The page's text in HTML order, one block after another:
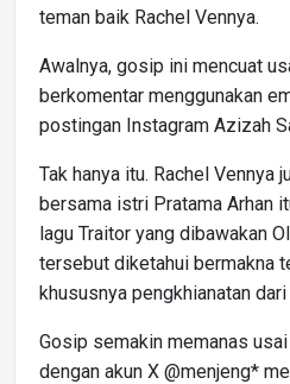
teman baik Rachel Vennya.
Awalnya, gosip ini mencuat
berkomentar menggunakan
postingan Instagram Azizah
Tak hanya itu. Rachel Vennya
bersama istri Pratama Arhan
lagu Traitor yang dibawakan
tersebut diketahui bermakna
khususnya pengkhianatan
Gosip semakin memanas
dengan akun X @menjeng*